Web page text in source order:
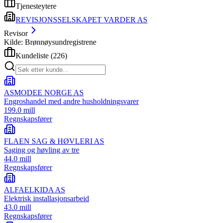
Tjenesteytere
REVISJONSSELSKAPET VARDER AS
Revisor
Kilde: Brønnøysundregistrene
Kundeliste (226)
ASMODEE NORGE AS
Engroshandel med andre husholdningsvarer
199.0 mill
Regnskapsfører
FLAEN SAG & HØVLERI AS
Saging og høvling av tre
44.0 mill
Regnskapsfører
ALFAELKIDA AS
Elektrisk installasjonsarbeid
43.0 mill
Regnskapsfører